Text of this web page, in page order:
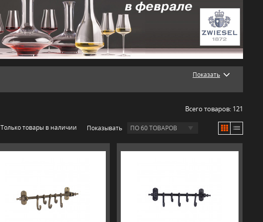
Показать
Всего товаров: 121
Только товары в наличии Показывать ПО 60 ТОВАРОВ